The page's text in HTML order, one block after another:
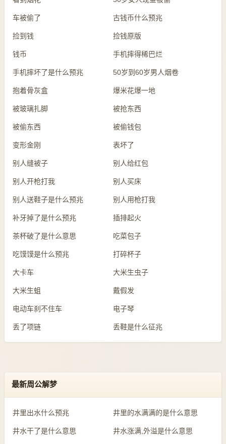
车被偷了 古钱币什么预兆
捡到钱 捡钱原版
钱币 手机摔得稀巴烂
手机摔坏了是什么预兆 50岁到60岁男人烟卷
抱着骨灰盒 爆米花爆一地
被玻璃扎脚 被抢东西
被偷东西 被偷钱包
变形金刚 表坏了
别人缝被子 别人给红包
别人开枪打我 别人买床
别人送鞋子是什么预兆 别人用枪打我
补牙掉了是什么预兆 插排起火
茶杯破了是什么意思 吃菜包子
吃馍馍是什么预兆 打碎杯子
大卡车 大米生虫子
大米生蛆 戴假发
电动车刹不住车 电子琴
丢了项链 丢鞋是什么征兆
最新周公解梦
井里出水什么预兆 井里的水满满的是什么意思
井水干了是什么意思 井水涨满,外溢是什么意思